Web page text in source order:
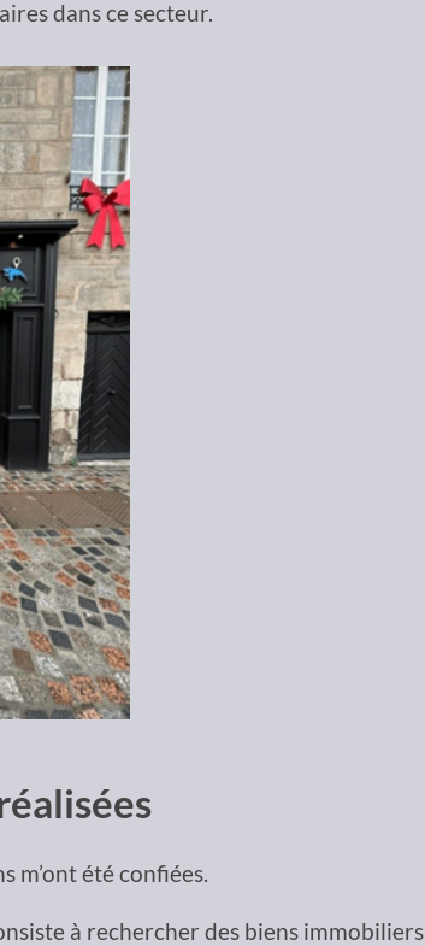
dans ce secteur.
m’ont été confiées.
à rechercher des biens immobiliers